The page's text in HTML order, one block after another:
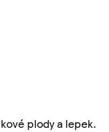
plody a lepek.